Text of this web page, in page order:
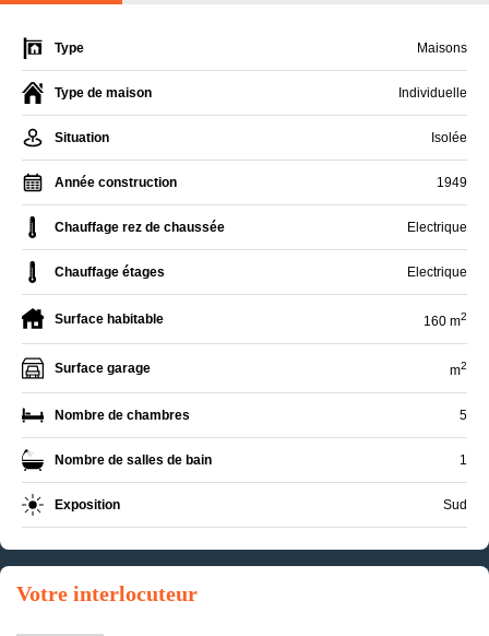
Type Maisons
Type de maison Individuelle
Situation Isolée
Année construction 1949
Chauffage rez de chaussée Electrique
Chauffage étages Electrique
Surface habitable 160 m2
Surface garage m2
Nombre de chambres 5
Nombre de salles de bain 1
Exposition Sud
Votre interlocuteur